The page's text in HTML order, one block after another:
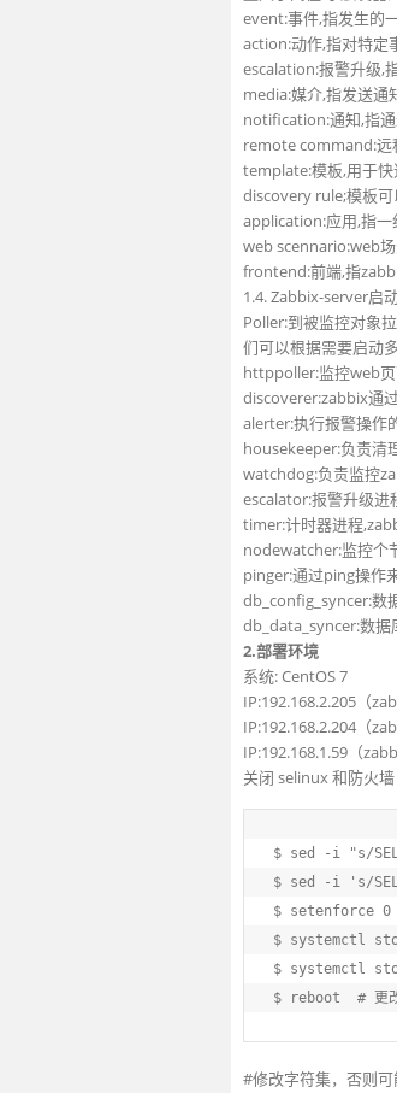
event:事件,指发生的
action:动作,指对特定
escalation:报警升级,
media:媒介,指发送通
notification:通知,指
remote command:远
template:模板,用于
discovery rule;模板
application:应用,指
web scennario:web
frontend:前端,指
1.4. Zabbix-server启
Poller:到被监控对象
们可以根据需要启动
httppoller:监控web
discoverer:zabbix通
alerter:执行报警操作
housekeeper:负责清
watchdog:负责监控
escalator:报警升级进
timer:计时器进程
nodewatcher:监控个
pinger:通过ping操作
db_config_syncer:数
db_data_syncer:数据
2.部署环境
系统: CentOS 7
IP:192.168.2.205（
IP:192.168.2.204（
IP:192.168.1.59（
关闭 selinux 和防火
$ sed -i "s/
$ sed -i 's/
$ setenforce
$ systemctl
$ systemctl
$ reboot # 更
#修改字符集，否则